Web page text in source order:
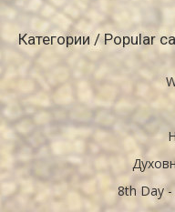
Категории / Popular
8th Day -